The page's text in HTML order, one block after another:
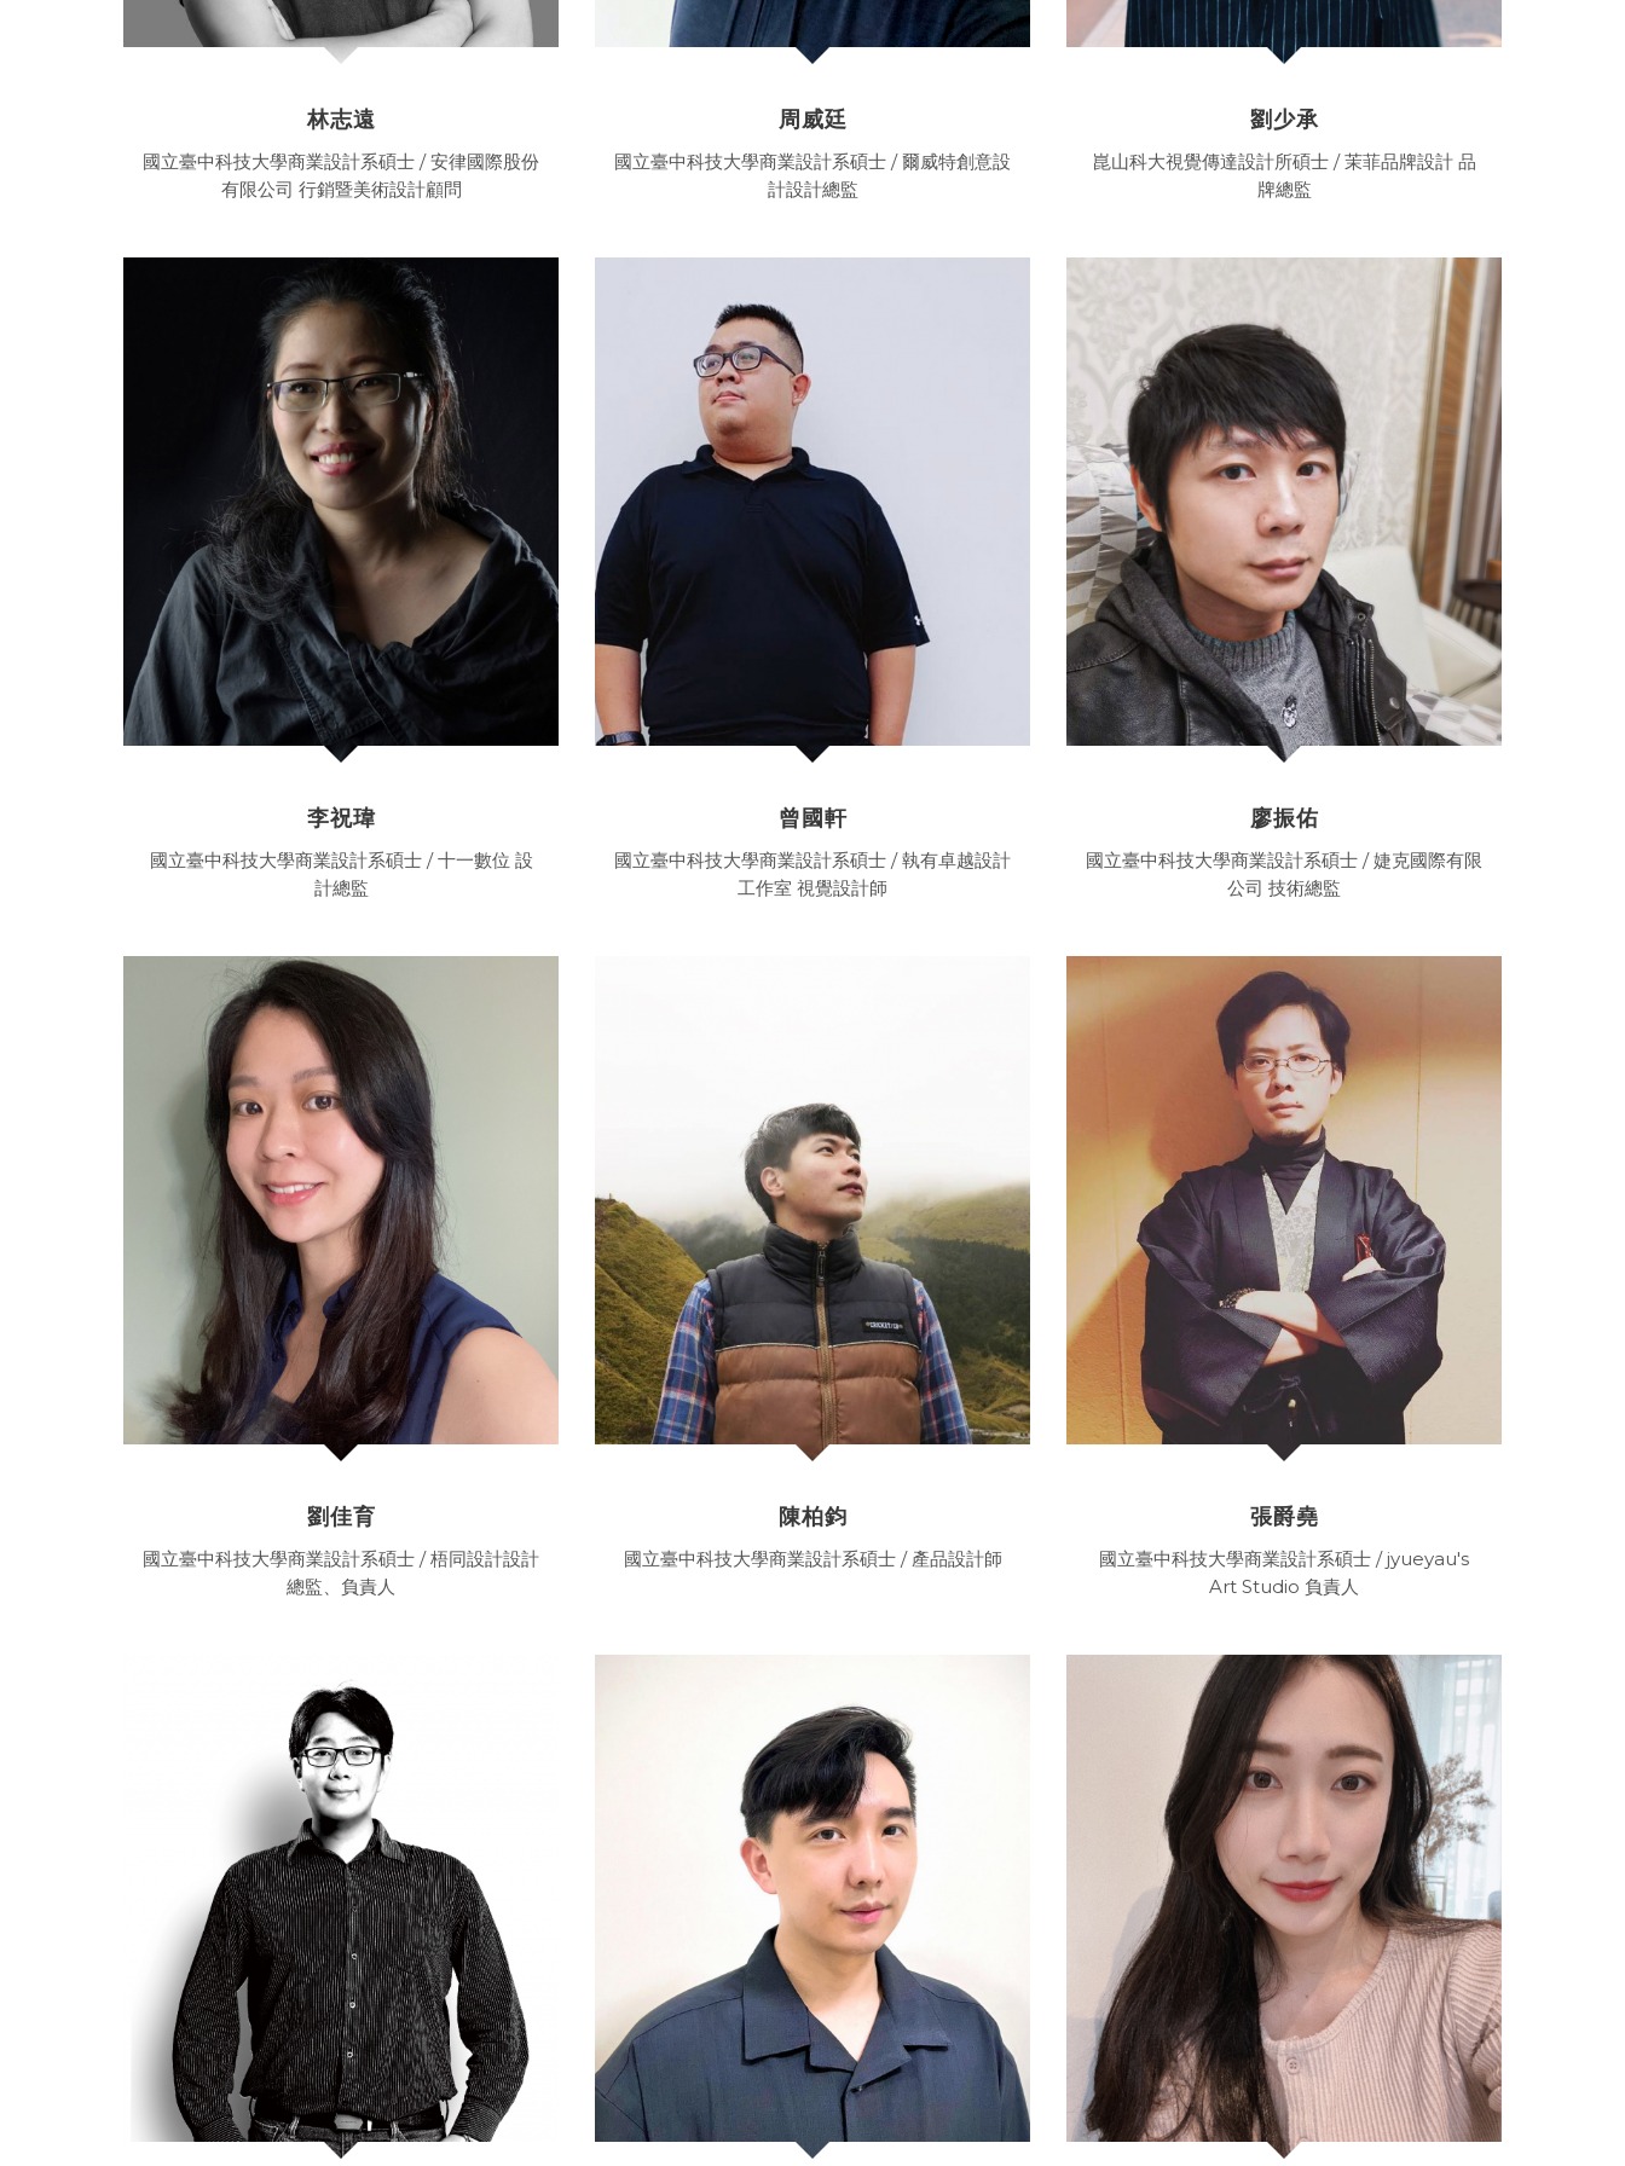
林志遠
國立臺中科技大學商業設計系碩士 / 安律國際股份
有限公司 行銷暨美術設計顧問
周威廷
國立臺中科技大學商業設計系碩士 / 爾威特創意設
計設計總監
劉少承
崑山科大視覺傳達設計所碩士 / 茉菲品牌設計 品
牌總監
李祝瑋
國立臺中科技大學商業設計系碩士 / 十一數位 設
計總監
曾國軒
國立臺中科技大學商業設計系碩士 / 執有卓越設計
工作室 視覺設計師
廖振佑
國立臺中科技大學商業設計系碩士 / 婕克國際有限
公司 技術總監
劉佳育
國立臺中科技大學商業設計系碩士 / 梧同設計設計
總監、負責人
陳柏鈞
國立臺中科技大學商業設計系碩士 / 產品設計師
張爵堯
國立臺中科技大學商業設計系碩士 / jyueyau's
Art Studio 負責人